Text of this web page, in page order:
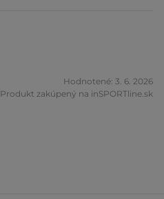
Hodnotené: 3. 6. 2026
Produkt zakúpený na inSPORTline.sk